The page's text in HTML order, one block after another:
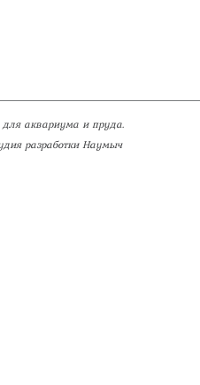
аквариума и пруда.
разработки Наумыч